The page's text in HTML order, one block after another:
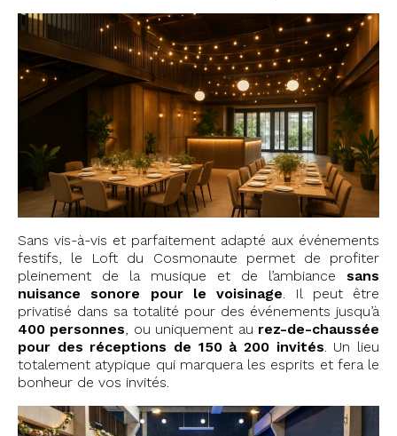
Sans vis-à-vis et parfaitement adapté aux événements
festifs, le Loft du Cosmonaute permet de profiter
pleinement de la musique et de l’ambiance sans
nuisance sonore pour le voisinage. Il peut être
privatisé dans sa totalité pour des événements jusqu’à
400 personnes, ou uniquement au rez-de-chaussée
pour des réceptions de 150 à 200 invités. Un lieu
totalement atypique qui marquera les esprits et fera le
bonheur de vos invités.